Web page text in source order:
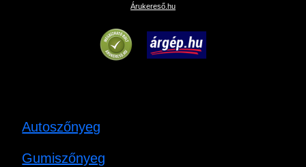
Árukereső.hu
Autoszőnyeg
Gumiszőnyeg